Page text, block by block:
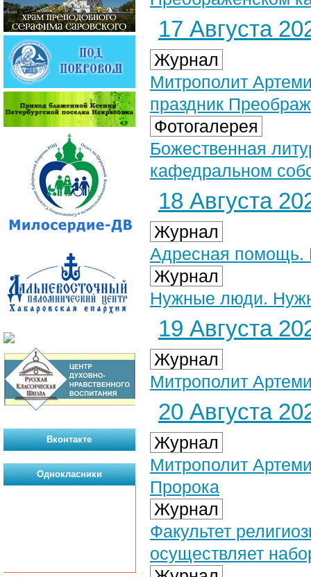
17 Августа
Журнал
Митрополит
праздник
Фотогалерея
Божественная
кафедральном
18 Августа
Журнал
Адресная помощь.
Журнал
Нужные люди.
19 Августа
Журнал
Митрополит
20 Августа
Журнал
Митрополит
Пророка
Журнал
Факультет
осуществляет
Вконтакте
Однокласники